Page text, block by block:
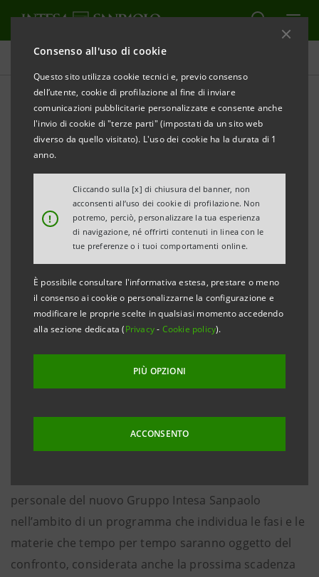
Consenso all'uso di cookie
Questo sito utilizza cookie tecnici e, previo consenso
dell’utente, cookie di profilazione al fine di inviare
comunicazioni pubblicitarie personalizzate e consente anche
l'invio di cookie di "terze parti" (impostati da un sito web
diverso da quello visitato). L'uso dei cookie ha la durata di 1
anno.
!
Cliccando sulla [x] di chiusura del banner, non
acconsenti all’uso dei cookie di profilazione. Non
potremo, perciò, personalizzare la tua esperienza
di navigazione, né offrirti contenuti in linea con le
tue preferenze o i tuoi comportamenti online.
È possibile consultare l'informativa estesa, prestare o meno
il consenso ai cookie o personalizzarne la configurazione e
modificare le proprie scelte in qualsiasi momento accedendo
alla sezione dedicata (Privacy- Cookie policy).
PIÙ OPZIONI
ACCONSENTO
Comunicati stampa
STAMPA AGGIORNA
COMUNICATO STAMPA
INTEGRAZIONE DEL GRUPPO UBI NEL GRUPPO
LE ORGANIZZAZIONI SINDACALI
Firmato anche l’accordo sul Premio Variabile di
Risultato 2021
Torino, Milano, 14 aprile 2021 - Il processo di
integrazione del Gruppo UBI nel Gruppo Intesa
Sanpaolo si arricchisce di un’ulteriore tappa di
successo, con la firma, in data 14 aprile 2021, dopo
personale del nuovo Gruppo Intesa Sanpaolo
nell’ambito di un programma che individua le fasi e le
materie che tempo per tempo saranno oggetto del
confronto, considerata anche la prossima scadenza